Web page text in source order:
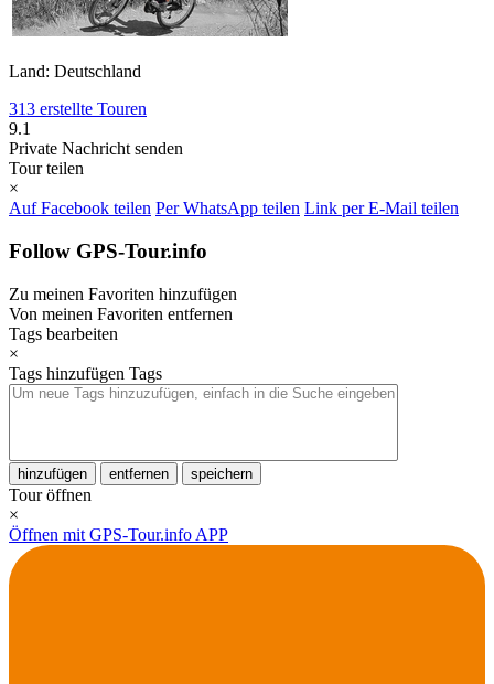
Land: Deutschland
313 erstellte Touren
9.1
Private Nachricht senden
Tour teilen
×
Auf Facebook teilen Per WhatsApp teilen Link per E-Mail teilen
Follow GPS-Tour.info
Zu meinen Favoriten hinzufügen
Von meinen Favoriten entfernen
Tags bearbeiten
×
Tags hinzufügen Tags
hinzufügen entfernen speichern
Tour öffnen
×
Öffnen mit GPS-Tour.info APP